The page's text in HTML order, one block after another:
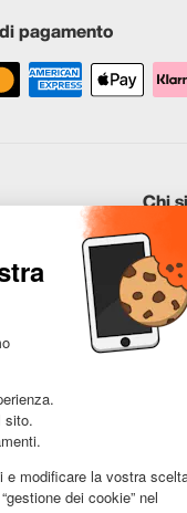
pagamento
Chi